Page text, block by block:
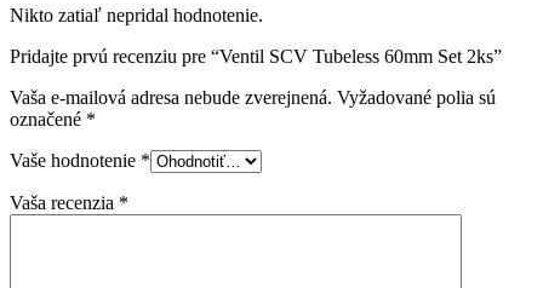
Nikto zatiaľ nepridal hodnotenie.
Pridajte prvú recenziu pre “Ventil SCV Tubeless 60mm Set 2ks”
Vaša e-mailová adresa nebude zverejnená. Vyžadované polia sú
označené *
Vaše hodnotenie *
Vaša recenzia *